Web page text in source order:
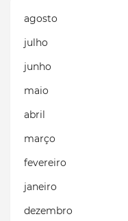
agosto
julho
junho
maio
abril
março
fevereiro
janeiro
dezembro